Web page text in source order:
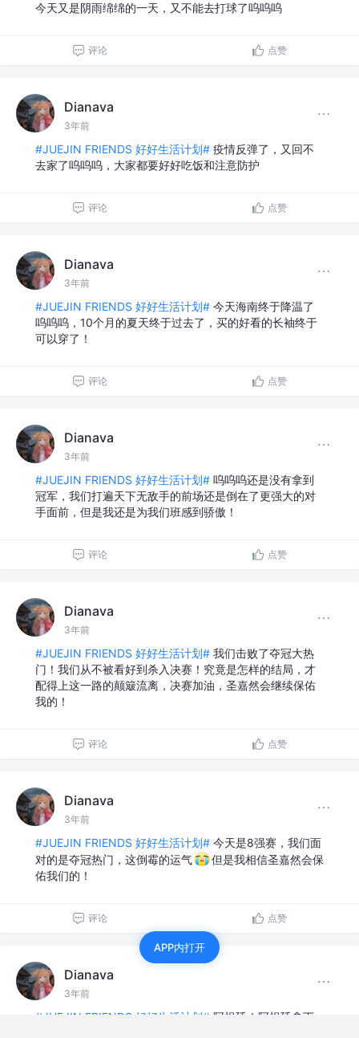
今天又是阴雨绵绵的一天，又不能去打球了呜呜呜
评论 点赞
Dianava
3年前
#JUEJIN FRIENDS 好好生活计划# 疫情反弹了，又回不
去家了呜呜呜，大家都要好好吃饭和注意防护
评论 点赞
Dianava
3年前
#JUEJIN FRIENDS 好好生活计划# 今天海南终于降温了
呜呜呜，10个月的夏天终于过去了，买的好看的长袖终于
可以穿了！
评论 点赞
Dianava
3年前
#JUEJIN FRIENDS 好好生活计划# 呜呜呜还是没有拿到
冠军，我们打遍天下无敌手的前场还是倒在了更强大的对
手面前，但是我还是为我们班感到骄傲！
评论 点赞
Dianava
3年前
#JUEJIN FRIENDS 好好生活计划# 我们击败了夺冠大热
门！我们从不被看好到杀入决赛！究竟是怎样的结局，才
配得上这一路的颠簸流离，决赛加油，圣嘉然会继续保佑
我的！
评论 点赞
Dianava
3年前
#JUEJIN FRIENDS 好好生活计划# 今天是8强赛，我们面
对的是夺冠热门，这倒霉的运气
但是我相信圣嘉然会保
佑我们的！
评论 点赞
Dianava
3年前
#JUEJIN FRIENDS 好好生活计划# 阿根廷！阿根廷拿下
APP内打开